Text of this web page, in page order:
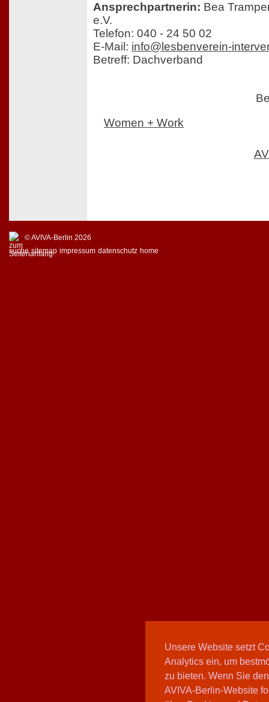
Unsere Website setzt
Analytics ein, um
zu bieten. Wenn Sie
AVIVA-Berlin-Website
Ansprechpartnerin: Bea
e.V.
Telefon: 040 - 24 50 02
E-Mail: info@lesbenverein-
Betreff: Dachverband
Women + Work
© AVIVA-Berlin 2026
suche sitemap impressum datenschutz home